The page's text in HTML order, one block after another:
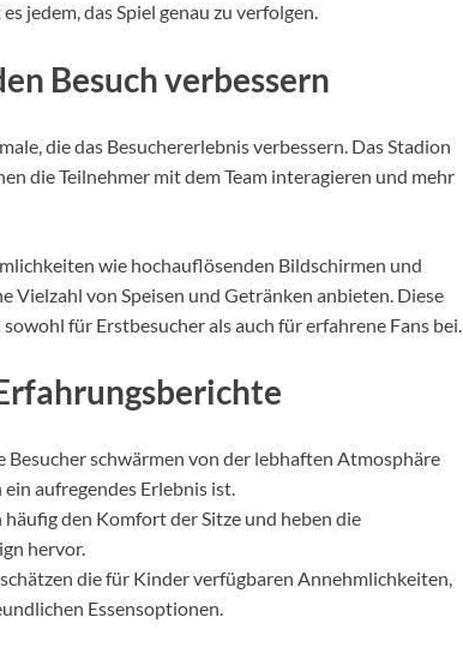
jedem, das Spiel genau zu verfolgen.
Besuch verbessern
die das Besuchererlebnis verbessern. Das Stadion
die Teilnehmer mit dem Team interagieren und mehr
wie hochauflösenden Bildschirmen und
Vielzahl von Speisen und Getränken anbieten. Diese
für Erstbesucher als auch für erfahrene Fans bei.
Besucher schwärmen von der lebhaften Atmosphäre
aufregendes Erlebnis ist.
den Komfort der Sitze und heben die
hervor.
die für Kinder verfügbaren Annehmlichkeiten,
Essensoptionen.